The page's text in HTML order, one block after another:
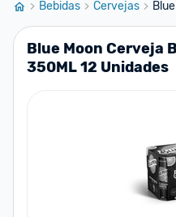
Bebidas Cervejas
Blue Moon Cerveja
350ML 12 Unidades